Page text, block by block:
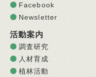
Facebook
Newsletter
活動案内
調査研究
人材育成
植林活動